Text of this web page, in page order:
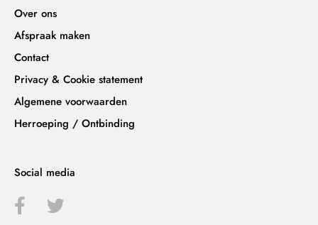
Over ons
Afspraak maken
Contact
Privacy & Cookie statement
Algemene voorwaarden
Herroeping / Ontbinding
Social media